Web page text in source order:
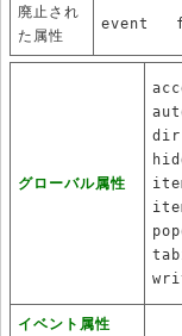
廃止され
た属性
event
グローバル属性
dir
イベント属性